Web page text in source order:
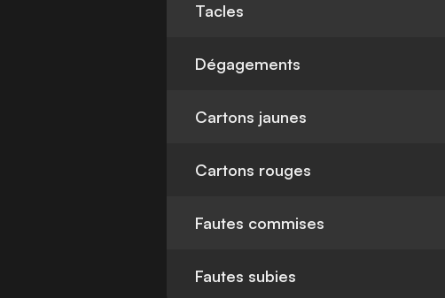
Tacles
Dégagements
Cartons jaunes
Cartons rouges
Fautes commises
Fautes subies